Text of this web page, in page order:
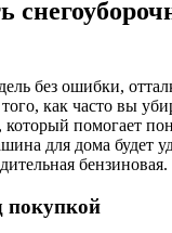
без ошибки,
как часто вы
который помогает
для дома будет
бензиновая.
покупкой